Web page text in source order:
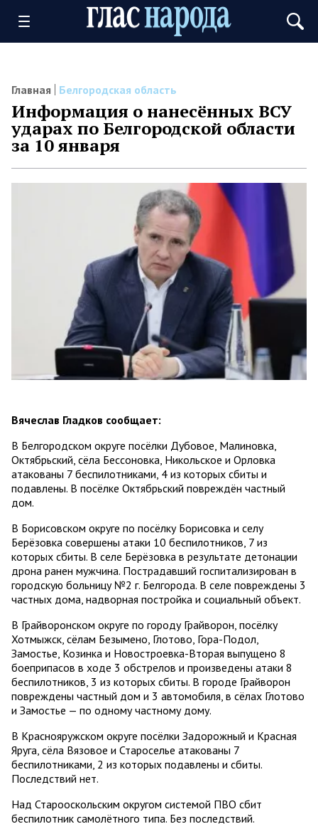
Главная Белгородская область
Информация о нанесённых ВСУ
ударах по Белгородской области
за 10 января
Вячеслав Гладков сообщает:
В Белгородском округе посёлки Дубовое, Малиновка,
Октябрьский, сёла Бессоновка, Никольское и Орловка
атакованы 7 беспилотниками, 4 из которых сбиты и
подавлены. В посёлке Октябрьский повреждён частный
дом.
В Борисовском округе по посёлку Борисовка и селу
Берёзовка совершены атаки 10 беспилотников, 7 из
которых сбиты. В селе Берёзовка в результате детонации
дрона ранен мужчина. Пострадавший госпитализирован в
городскую больницу №2 г. Белгорода. В селе повреждены 3
частных дома, надворная постройка и социальный объект.
В Грайворонском округе по городу Грайворон, посёлку
Хотмыжск, сёлам Безымено, Глотово, Гора-Подол,
Замостье, Козинка и Новостроевка-Вторая выпущено 8
боеприпасов в ходе 3 обстрелов и произведены атаки 8
беспилотников, 3 из которых сбиты. В городе Грайворон
повреждены частный дом и 3 автомобиля, в сёлах Глотово
и Замостье — по одному частному дому.
В Краснояружском округе посёлки Задорожный и Красная
Яруга, сёла Вязовое и Староселье атакованы 7
беспилотниками, 2 из которых подавлены и сбиты.
Последствий нет.
Над Старооскольским округом системой ПВО сбит
беспилотник самолётного типа. Без последствий.